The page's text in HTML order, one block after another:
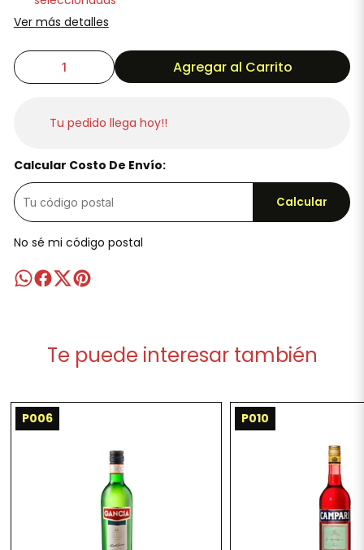
Ver más detalles
Agregar al Carrito
Tu pedido llega hoy!!
Calcular Costo De Envío:
Calcular
No sé mi código postal
Te puede interesar también
P006 P010